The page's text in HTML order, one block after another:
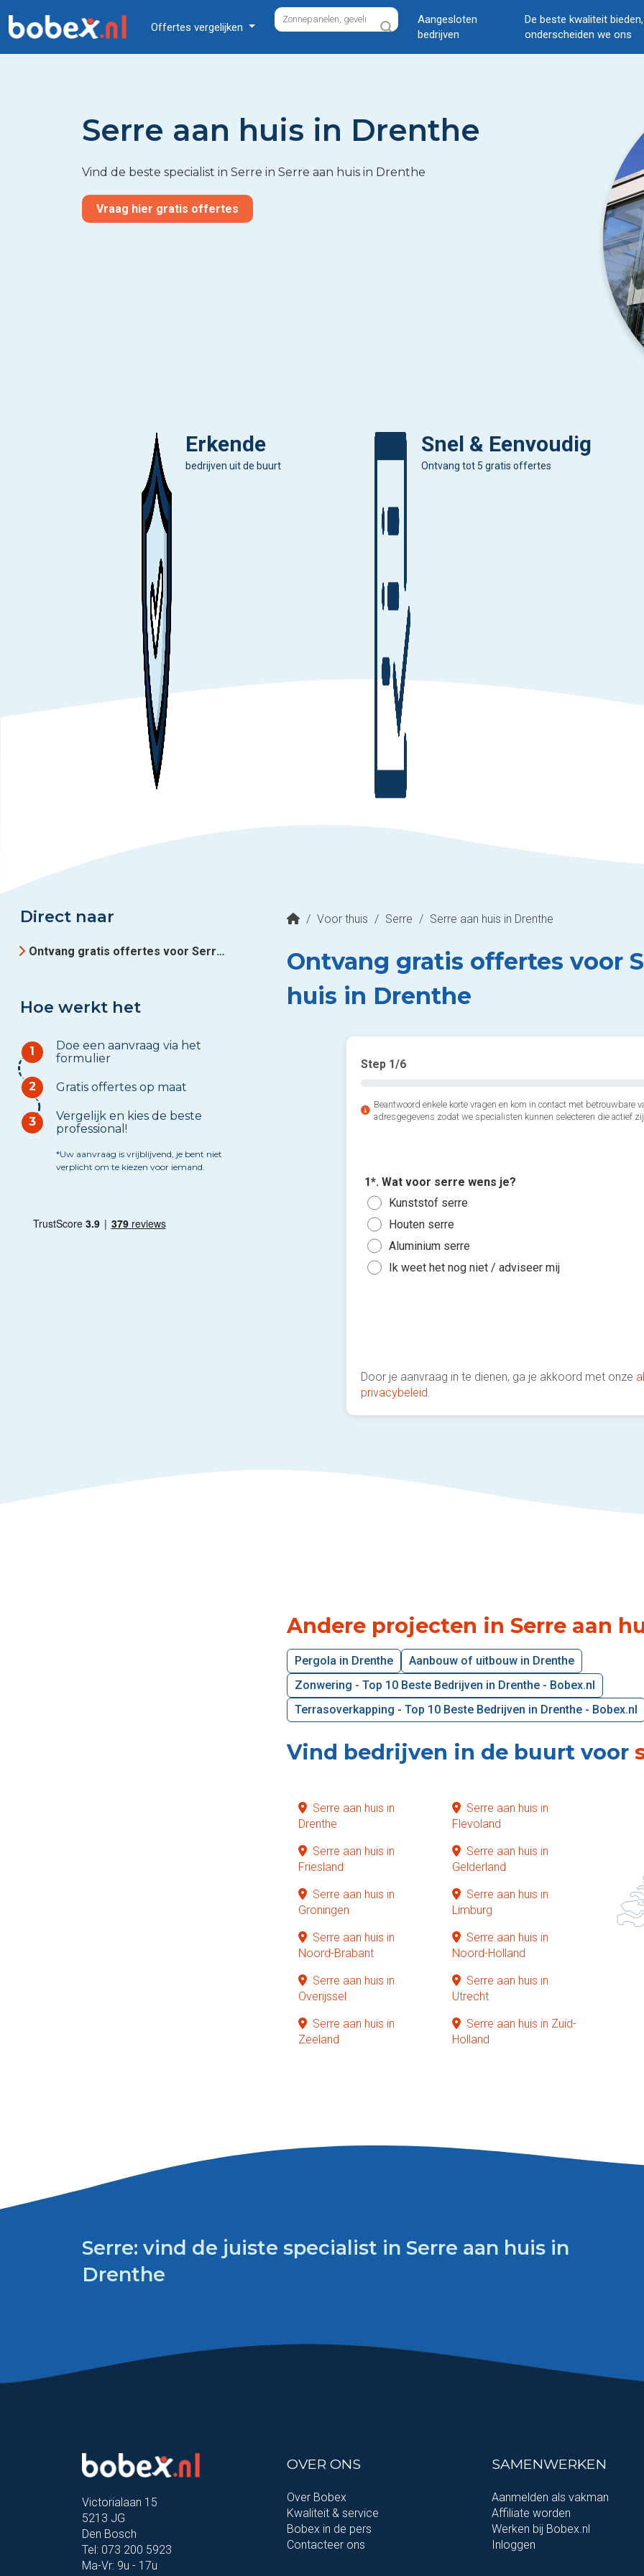
Offertes vergelijken
Aangesloten
bedrijven
De beste kwaliteit
onderscheiden we ons
Serre aan huis in Drenthe
Vind de beste specialist in Serre in Serre aan huis in Drenthe
Vraag hier gratis offertes
Erkende
bedrijven uit de buurt
Snel & Eenvoudig
Ontvang tot 5 gratis offertes
Direct naar
Ontvang gratis offertes voor Serre uit Serre aan huis in Drenthe
Hoe werkt het
1
Doe een aanvraag via het
formulier
2 Gratis offertes op maat
3
Vergelijk en kies de beste
professional!
*Uw aanvraag is vrijblijvend, je bent niet
verplicht om te kiezen voor iemand.
/ Voor thuis / Serre / Serre aan huis in Drenthe
Ontvang gratis offertes voor
huis in Drenthe
Step 1/6
Beantwoord enkele korte vragen en kom in contact met betrouwbare
adresgegevens zodat we specialisten kunnen selecteren die actief
1*. Wat voor serre wens je?
Kunststof serre
Houten serre
Aluminium serre
Ik weet het nog niet / adviseer mij
Door je aanvraag in te dienen, ga je akkoord met onze
privacybeleid.
Andere projecten in Serre aan
Pergola in Drenthe
Aanbouw of uitbouw in Drenthe
Zonwering - Top 10 Beste Bedrijven in Drenthe - Bobex.nl
Terrasoverkapping - Top 10 Beste Bedrijven in Drenthe - Bobex.nl
Vind bedrijven in de buurt voor
Serre aan huis in
Drenthe
Serre aan huis in
Flevoland
Serre aan huis in
Friesland
Serre aan huis in
Gelderland
Serre aan huis in
Groningen
Serre aan huis in
Limburg
Serre aan huis in
Noord-Brabant
Serre aan huis in
Noord-Holland
Serre aan huis in
Overijssel
Serre aan huis in
Utrecht
Serre aan huis in
Zeeland
Serre aan huis in Zuid-
Holland
Serre: vind de juiste specialist in Serre aan huis in
Drenthe
Victorialaan 15
5213 JG
Den Bosch
Tel: 073 200 5923
Ma-Vr: 9u - 17u
OVER ONS
Over Bobex
Kwaliteit & service
Bobex in de pers
Contacteer ons
SAMENWERKEN
Aanmelden als vakman
Affiliate worden
Werken bij Bobex.nl
Inloggen